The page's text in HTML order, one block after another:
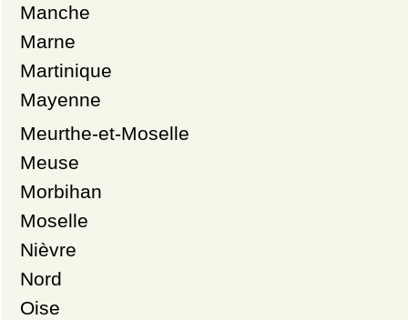
Manche
Marne
Martinique
Mayenne
Meurthe-et-Moselle
Meuse
Morbihan
Moselle
Nièvre
Nord
Oise